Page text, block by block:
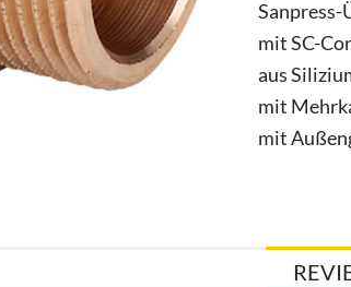
Sanpress
2211
15mm
x
AG3/4
Sanpress-
mit SC-
aus
mit
mit